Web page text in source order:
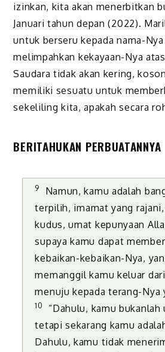
izinkan, kita akan menerbitkan
Januari tahun depan (2022).
untuk berseru kepada nama-
melimpahkan kekayaan-Nya
Saudara tidak akan kering,
memiliki sesuatu untuk
sekeliling kita, apakah secara
BERITAHUKAN PERBUATANNYA
9
Namun, kamu adalah
terpilih, imamat yang rajani,
kudus, umat kepunyaan
supaya kamu dapat
kebaikan-kebaikan-Nya,
memanggil kamu keluar
menuju kepada terang-Nya
10
“Dahulu, kamu bukanlah
tetapi sekarang kamu
Dahulu, kamu tidak